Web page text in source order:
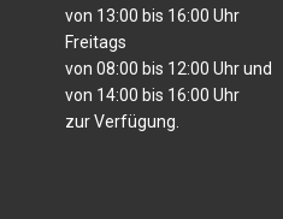
von 13:00 bis 16:00 Uhr
Freitags
von 08:00 bis 12:00 Uhr und
von 14:00 bis 16:00 Uhr
zur Verfügung.